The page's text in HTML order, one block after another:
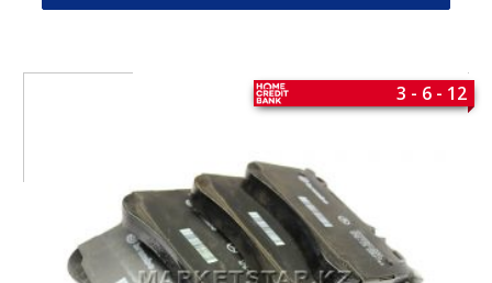
3 - 6 - 12